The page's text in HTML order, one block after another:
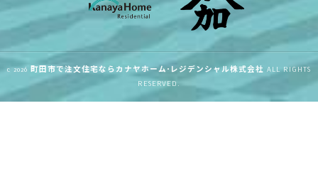
c 2026 町田市で注文住宅ならカナヤホーム･レジデンシャル株式会社 ALL RIGHTS
RESERVED.